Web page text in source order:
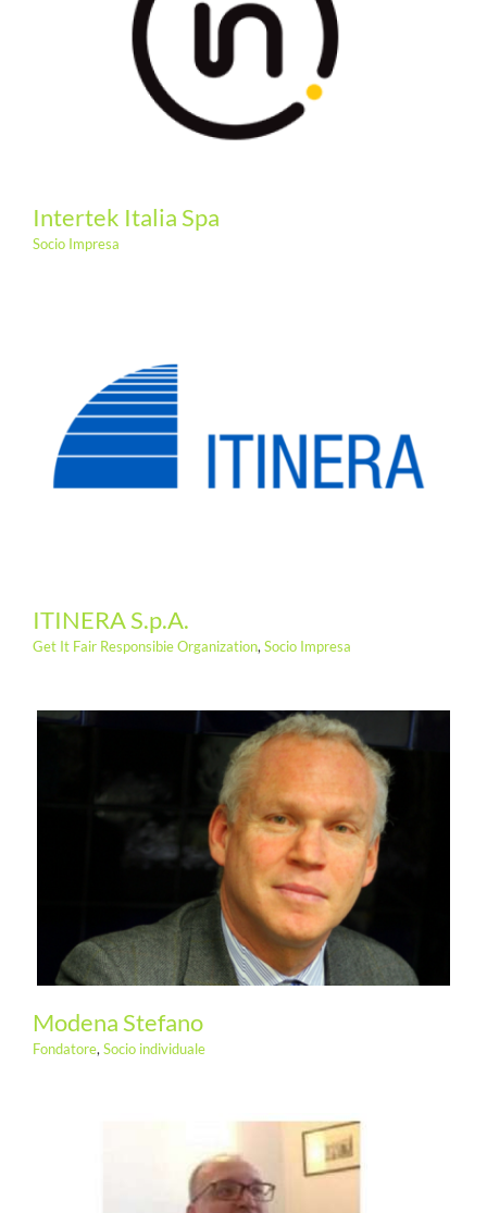
Intertek Italia Spa
Socio Impresa
ITINERA S.p.A.
Get It Fair Responsibie Organization, Socio Impresa
Modena Stefano
Fondatore, Socio individuale